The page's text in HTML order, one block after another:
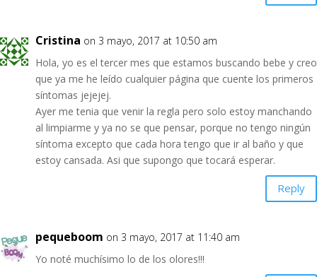
Cristina on 3 mayo, 2017 at 10:50 am
Hola, yo es el tercer mes que estamos buscando bebe y creo
que ya me he leído cualquier página que cuente los primeros
síntomas jejejej.
Ayer me tenia que venir la regla pero solo estoy manchando
al limpiarme y ya no se que pensar, porque no tengo ningún
síntoma excepto que cada hora tengo que ir al baño y que
estoy cansada. Asi que supongo que tocará esperar.
Reply
pequeboom on 3 mayo, 2017 at 11:40 am
Yo noté muchísimo lo de los olores!!!